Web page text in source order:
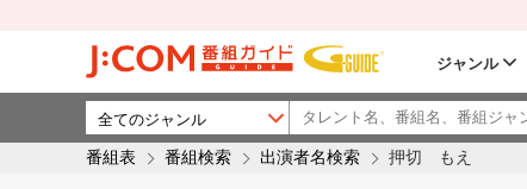
ジャンル
番組表 番組検索 出演者名検索 押切 もえ